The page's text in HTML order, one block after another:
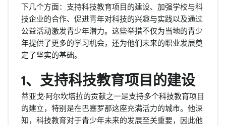
下几个方面：支持科技教育项目的建设、加强学校与科
技企业的合作、促进青年对科技的兴趣与实践以及通过
公益活动激发青少年潜力。这些举措不仅为当地的青少
年提供了更多的学习机会，还为他们未来的职业发展奠
定了坚实的基础。
1、支持科技教育项目的建设
蒂亚戈·阿尔坎塔拉的贡献之一是支持多个科技教育项目
的建立，特别是在巴塞罗那这座充满活力的城市。他深
知，科技教育对于青少年未来的发展至关重要，因此他